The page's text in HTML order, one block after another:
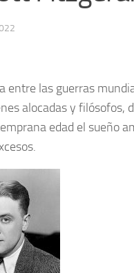
entre las guerras
alocadas y filósofos,
edad el sueño